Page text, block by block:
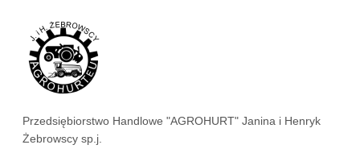
Przedsiębiorstwo Handlowe "AGROHURT" Janina i Henryk
Żebrowscy sp.j.